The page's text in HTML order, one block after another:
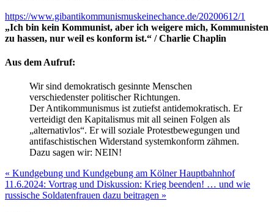
https://www.gibantikommunismuskeinechance.de/20200612/1
„Ich bin kein Kommunist, aber ich weigere mich, Kommunisten
zu hassen, nur weil es konform ist.“ / Charlie Chaplin
Aus dem Aufruf:
Wir sind demokratisch gesinnte Menschen
verschiedenster politischer Richtungen.
Der Antikommunismus ist zutiefst antidemokratisch. Er
verteidigt den Kapitalismus mit all seinen Folgen als
„alternativlos“. Er will soziale Protestbewegungen und
antifaschistischen Widerstand systemkonform zähmen.
Dazu sagen wir: NEIN!
Beitragsnavigation
« Kundgebung und Kundgebung am Kölner Hauptbahnhof
11.6.2024: Vortrag und Diskussion: Krieg beenden! … und wie
russische Soldatenfrauen dazu beitragen »